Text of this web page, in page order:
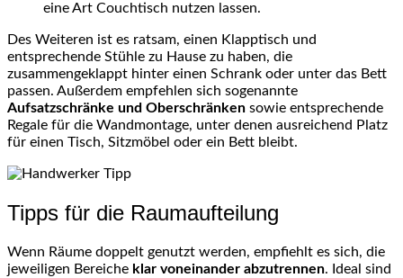
eine Art Couchtisch nutzen lassen.
Des Weiteren ist es ratsam, einen Klapptisch und
entsprechende Stühle zu Hause zu haben, die
zusammengeklappt hinter einen Schrank oder unter das Bett
passen. Außerdem empfehlen sich sogenannte
Aufsatzschränke und Oberschränken sowie entsprechende
Regale für die Wandmontage, unter denen ausreichend Platz
für einen Tisch, Sitzmöbel oder ein Bett bleibt.
Tipps für die Raumaufteilung
Wenn Räume doppelt genutzt werden, empfiehlt es sich, die
jeweiligen Bereiche klar voneinander abzutrennen. Ideal sind